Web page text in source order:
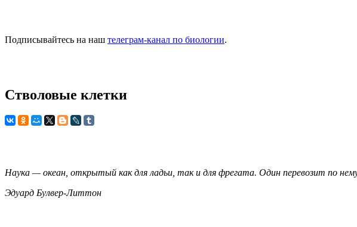
Подписывайтесь на наш телеграм-канал по биологии.
Стволовые клетки
Наука — океан, открытый как для ладьи, так и для фрегата. Один перевозит по
Эдуард Булвер-Литтон